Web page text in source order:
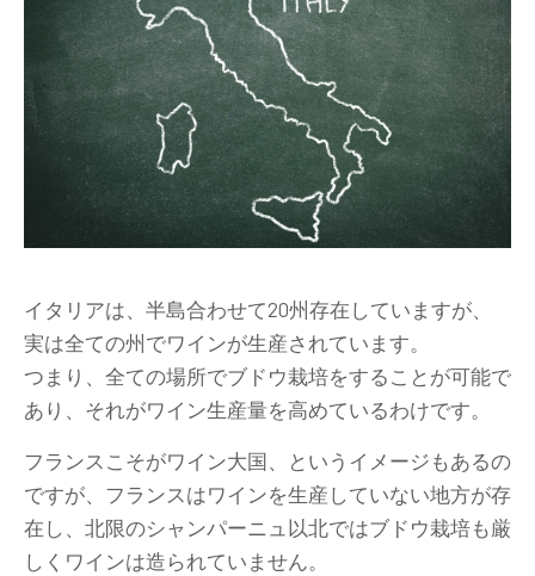
イタリアは、半島合わせて20州存在していますが、
実は全ての州でワインが生産されています。
つまり、全ての場所でブドウ栽培をすることが可能で
あり、それがワイン生産量を高めているわけです。
フランスこそがワイン大国、というイメージもあるの
ですが、フランスはワインを生産していない地方が存
在し、北限のシャンパーニュ以北ではブドウ栽培も厳
しくワインは造られていません。